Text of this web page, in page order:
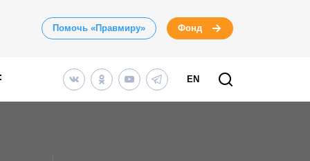
Помочь «Правмиру» Фонд
EN